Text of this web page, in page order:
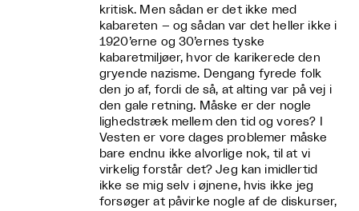
kritisk. Men sådan er det ikke med
kabareten – og sådan var det heller ikke i
1920’erne og 30’ernes tyske
kabaretmiljøer, hvor de karikerede den
gryende nazisme. Dengang fyrede folk
den jo af, fordi de så, at alting var på vej i
den gale retning. Måske er der nogle
lighedstræk mellem den tid og vores? I
Vesten er vore dages problemer måske
bare endnu ikke alvorlige nok, til at vi
virkelig forstår det? Jeg kan imidlertid
ikke se mig selv i øjnene, hvis ikke jeg
forsøger at påvirke nogle af de diskurser,